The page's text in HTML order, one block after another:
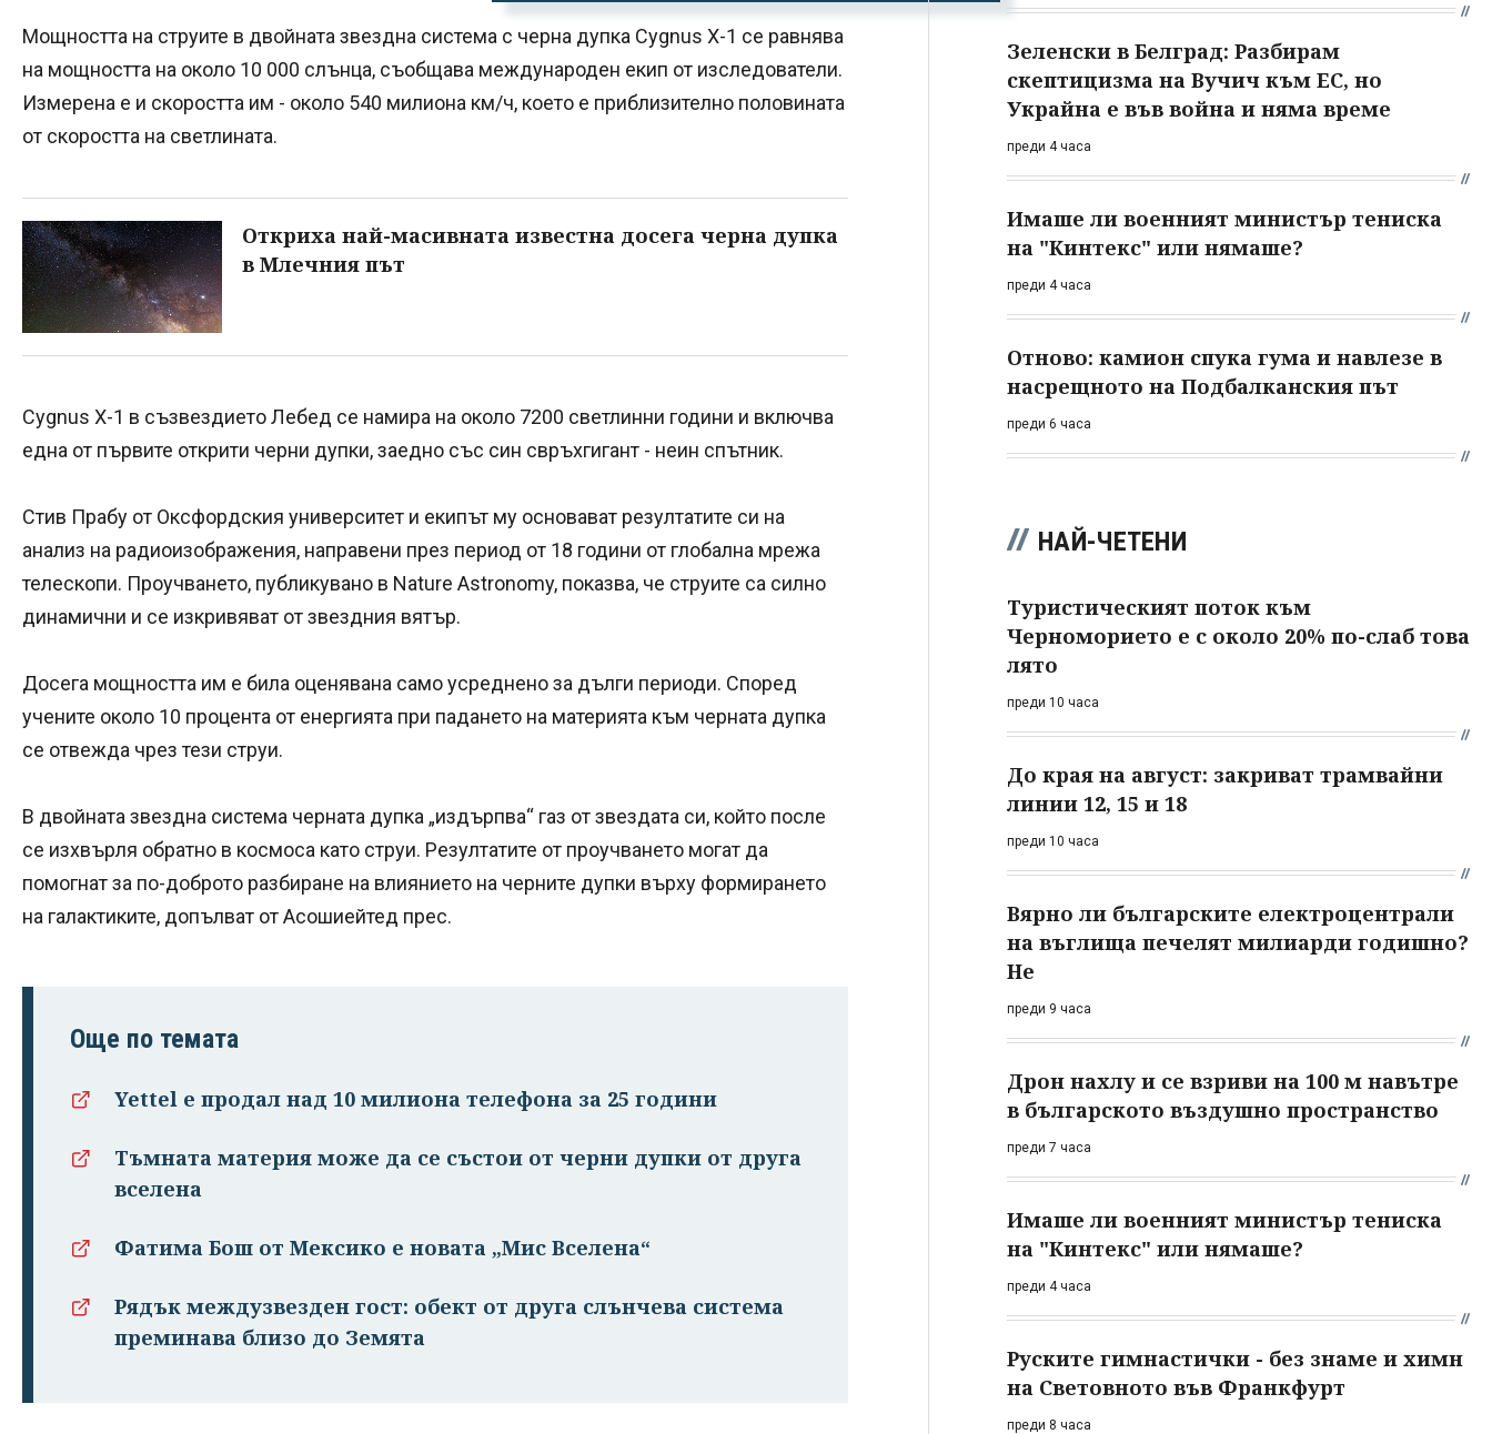
Мощността на струите в двойната звездна система с черна дупка Cygnus X-1 се равнява
на мощността на около 10 000 слънца, съобщава международен екип от изследователи.
Измерена е и скоростта им - около 540 милиона км/ч, което е приблизително половината
от скоростта на светлината.
Откриха най-масивната известна досега черна дупка
в Млечния път
Cygnus X-1 в съзвездието Лебед се намира на около 7200 светлинни години и включва
една от първите открити черни дупки, заедно със син свръхгигант - неин спътник.
Стив Прабу от Оксфордския университет и екипът му основават резултатите си на
анализ на радиоизображения, направени през период от 18 години от глобална мрежа
телескопи. Проучването, публикувано в Nature Astronomy, показва, че струите са силно
динамични и се изкривяват от звездния вятър.
Досега мощността им е била оценявана само усреднено за дълги периоди. Според
учените около 10 процента от енергията при падането на материята към черната дупка
се отвежда чрез тези струи.
В двойната звездна система черната дупка „издърпва“ газ от звездата си, който после
се изхвърля обратно в космоса като струи. Резултатите от проучването могат да
помогнат за по-доброто разбиране на влиянието на черните дупки върху формирането
на галактиките, допълват от Асошиейтед прес.
Още по темата
Yettel е продал над 10 милиона телефона за 25 години
Тъмната материя може да се състои от черни дупки от друга
вселена
Фатима Бош от Мексико е новата „Мис Вселена“
Рядък междузвезден гост: обект от друга слънчева система
преминава близо до Земята
Зеленски в Белград: Разбирам
скептицизма на Вучич към ЕС, но
Украйна е във война и няма време
преди 4 часа
Имаше ли военният министър тениска
на "Кинтекс" или нямаше?
преди 4 часа
Отново: камион спука гума и навлезе в
насрещното на Подбалканския път
преди 6 часа
НАЙ-ЧЕТЕНИ
Туристическият поток към
Черноморието е с около 20% по-слаб това
лято
преди 10 часа
До края на август: закриват трамвайни
линии 12, 15 и 18
преди 10 часа
Вярно ли българските електроцентрали
на въглища печелят милиарди годишно?
Не
преди 9 часа
Дрон нахлу и се взриви на 100 м навътре
в българското въздушно пространство
преди 7 часа
Имаше ли военният министър тениска
на "Кинтекс" или нямаше?
преди 4 часа
Руските гимнастички - без знаме и химн
на Световното във Франкфурт
преди 8 часа